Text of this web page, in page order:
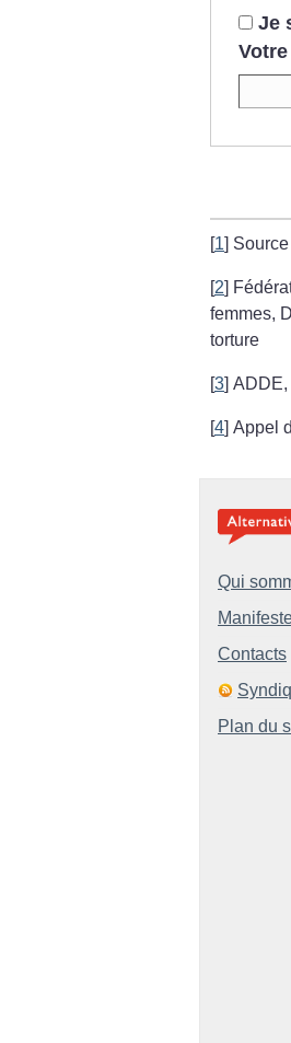
Je
[1]
[2]
femmes,
torture
[3] ADDE,
[4] Appel
Qui
Contacts
Plan du